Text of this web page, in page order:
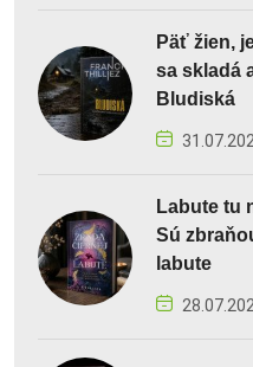
Päť žien,
sa skladá
Bludiská
Labute tu
Sú
labute